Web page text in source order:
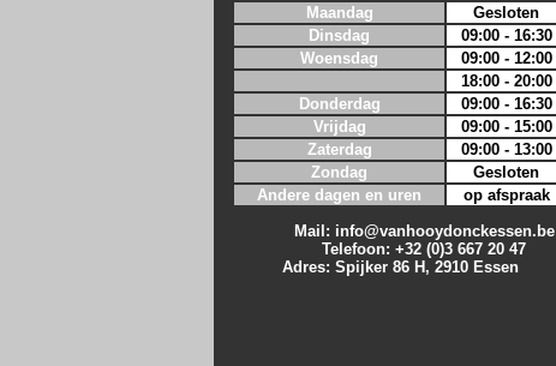
Maandag
Gesloten
Dinsdag
09:00 - 16:30
Woensdag
09:00 - 12:00
18:00 - 20:00
Donderdag
09:00 - 16:30
Vrijdag
09:00 - 15:00
Zaterdag
09:00 - 13:00
Zondag
Gesloten
Andere dagen en uren
op afspraak
Mail: info@vanhooydonckessen.be
Telefoon: +32 (0)3 667 20 47
Adres: Spijker 86 H, 2910 Essen